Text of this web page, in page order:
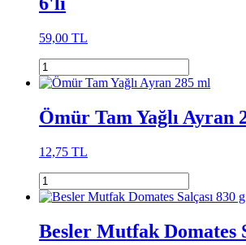
59,00 TL
Ömür Tam Yağlı Ayran
12,75 TL
Besler Mutfak Domates